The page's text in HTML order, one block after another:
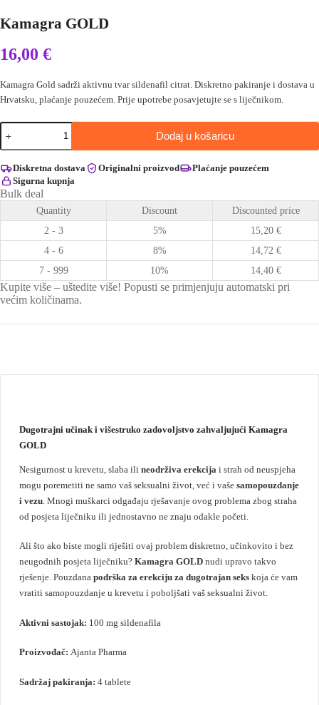
Kamagra GOLD
16,00 €
Kamagra Gold sadrži aktivnu tvar sildenafil citrat. Diskretno pakiranje i dostava u
Hrvatsku, plaćanje pouzećem. Prije upotrebe posavjetujte se s liječnikom.
Kamagra
GOLD
količina
Dodaj u košaricu
Diskretna dostava Originalni proizvod
Plaćanje pouzećem
Sigurna kupnja
Bulk deal
Quantity Discount
Discounted price
2 - 3
5% 15,20 €
4 - 6
8% 14,72 €
7 - 999
10% 14,40 €
Kupite više – uštedite više! Popusti se primjenjuju automatski pri
većim količinama.
Dugotrajni učinak i višestruko zadovoljstvo zahvaljujući Kamagra
GOLD
Nesigurnost u krevetu, slaba ili neodrživa erekcija i strah od neuspjeha
mogu poremetiti ne samo vaš seksualni život, već i vaše samopouzdanje
i vezu . Mnogi muškarci odgađaju rješavanje ovog problema zbog straha
od posjeta liječniku ili jednostavno ne znaju odakle početi.
Ali što ako biste mogli riješiti ovaj problem diskretno, učinkovito i bez
neugodnih posjeta liječniku? Kamagra GOLD nudi upravo takvo
rješenje. Pouzdana podrška za erekciju za dugotrajan seks koja će vam
vratiti samopouzdanje u krevetu i poboljšati vaš seksualni život.
Aktivni sastojak: 100 mg sildenafila
Proizvođač: Ajanta Pharma
Sadržaj pakiranja: 4 tablete